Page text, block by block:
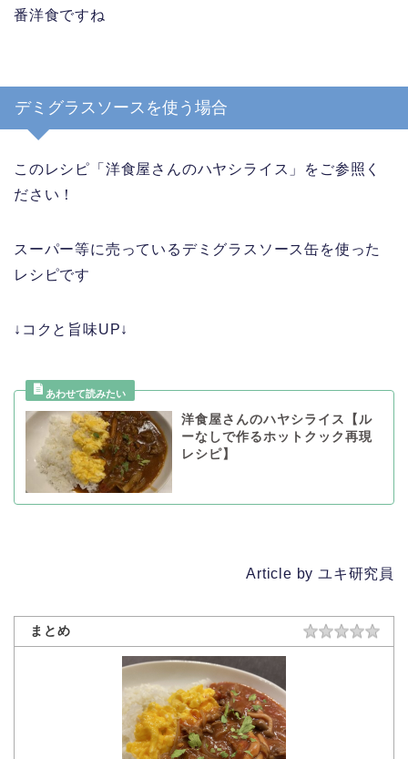
番洋食ですね
デミグラスソースを使う場合
このレシピ「洋食屋さんのハヤシライス」をご参照く
ださい！
スーパー等に売っているデミグラスソース缶を使った
レシピです
↓コクと旨味UP↓
洋食屋さんのハヤシライス【ル
ーなしで作るホットクック再現
レシピ】
Article by ユキ研究員
まとめ